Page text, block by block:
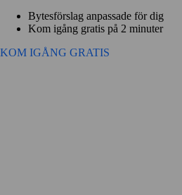
Bytesförslag anpassade för dig
Kom igång gratis på 2 minuter
KOM IGÅNG GRATIS